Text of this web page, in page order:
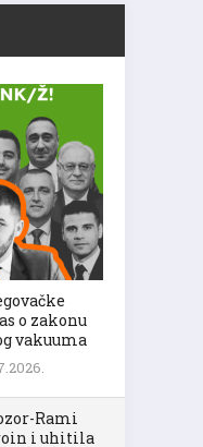
o zakonu
vakuuma
Rami
i uhitila